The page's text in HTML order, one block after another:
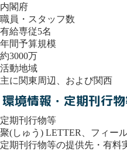
内閣府
職員・スタッフ数
有給専従5名
年間予算規模
約3000万
活動地域
主に関東周辺、および関西
環境情報・定期刊行
定期刊行物等
聚(しゅう) LETTER、フィー
定期刊行物等の提供先・有料